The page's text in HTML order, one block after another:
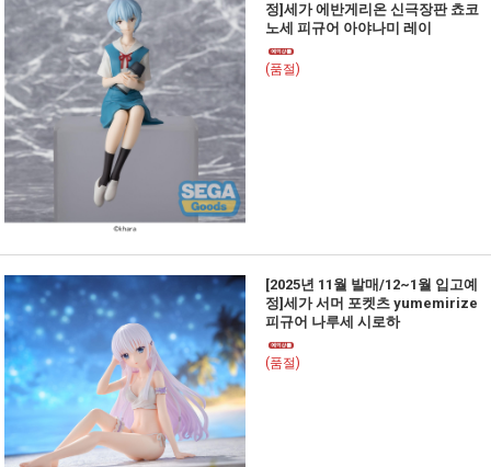
정]세가 에반게리온 신극장판 쵸코
노세 피규어 아야나미 레이
(품절)
[2025년 11월 발매/12~1월 입고예
정]세가 서머 포켓츠 yumemirize
피규어 나루세 시로하
(품절)